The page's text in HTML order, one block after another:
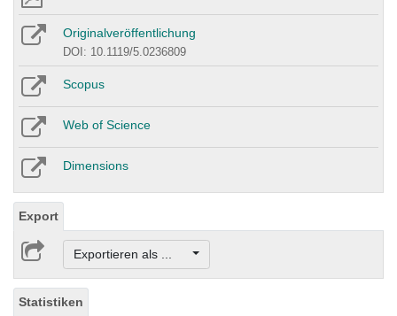
Originalveröffentlichung
DOI: 10.1119/5.0236809
Scopus
Web of Science
Dimensions
Export
Exportieren als ...
Statistiken